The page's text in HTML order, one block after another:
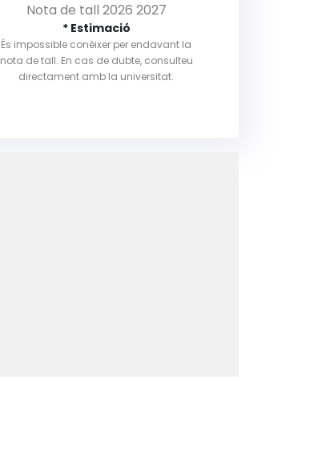
Nota de tall 2026 2027
* Estimació
És impossible conèixer per endavant la
nota de tall. En cas de dubte, consulteu
directament amb la universitat.